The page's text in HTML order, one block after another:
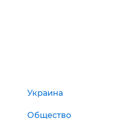
Украина
Общество